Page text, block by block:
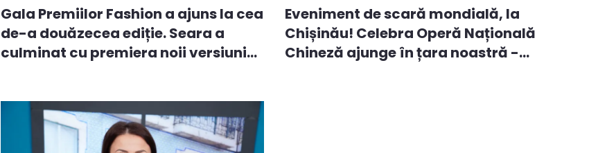
Gala Premiilor Fashion a ajuns la cea
de-a douăzecea ediție. Seara a
culminat cu premiera noii versiuni
Eveniment de scară mondială, la
Chișinău! Celebra Operă Națională
Chineză ajunge în țara noastră -